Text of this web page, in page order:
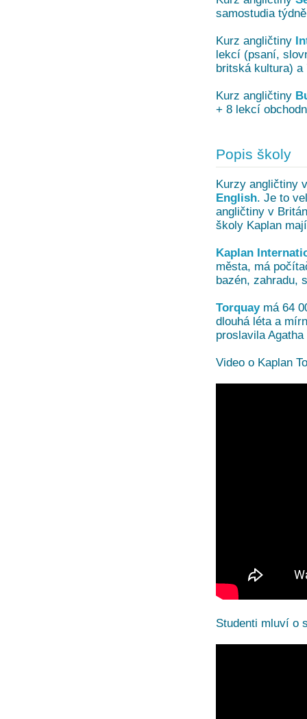
samostudia
Kurz angličtiny
lekcí (psaní,
britská kultura)
Kurz angličtiny
+ 8 lekcí
Popis školy
Kurzy angličtiny
English. Je to
angličtiny v
školy Kaplan
Kaplan
města, má
bazén, zahradu,
Torquaymá 64
dlouhá léta a
proslavila
Video o Kaplan
Studenti mluví o